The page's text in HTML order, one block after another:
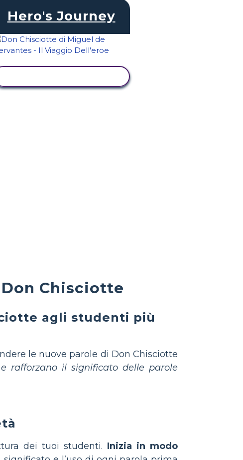
Chisciotte
agli studenti più
le nuove parole di Don Chisciotte
rafforzano il significato delle parole
dei tuoi studenti. Inizia in modo
Hero's Journey